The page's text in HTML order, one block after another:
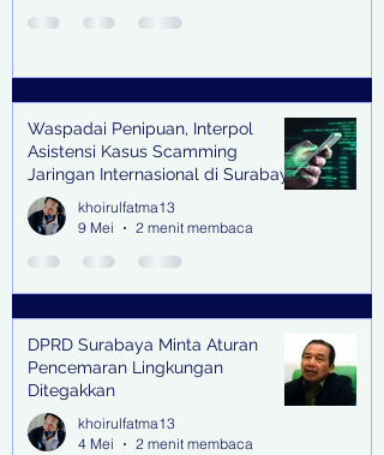
Waspadai Penipuan, Interpol
Asistensi Kasus Scamming
Jaringan Internasional di Surabaya
khoirulfatma13
9 Mei
2 menit membaca
DPRD Surabaya Minta Aturan
Pencemaran Lingkungan
Ditegakkan
khoirulfatma13
4 Mei
2 menit membaca